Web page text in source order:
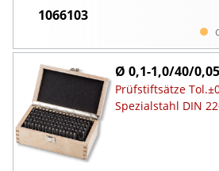
1066103
Ø 0,1-1,0/40/
Prüfstiftsätze
Spezialstahl DIN